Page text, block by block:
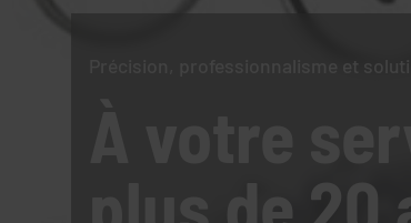
Précision, professionnalisme et
À votre